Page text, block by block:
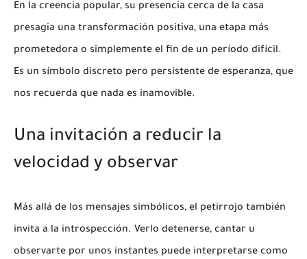
En la creencia popular, su presencia cerca de la casa
presagia una transformación positiva, una etapa más
prometedora o simplemente el fin de un período difícil.
Es un símbolo discreto pero persistente de esperanza, que
nos recuerda que nada es inamovible.
Una invitación a reducir la
velocidad y observar
Más allá de los mensajes simbólicos, el petirrojo también
invita a la introspección. Verlo detenerse, cantar u
observarte por unos instantes puede interpretarse como